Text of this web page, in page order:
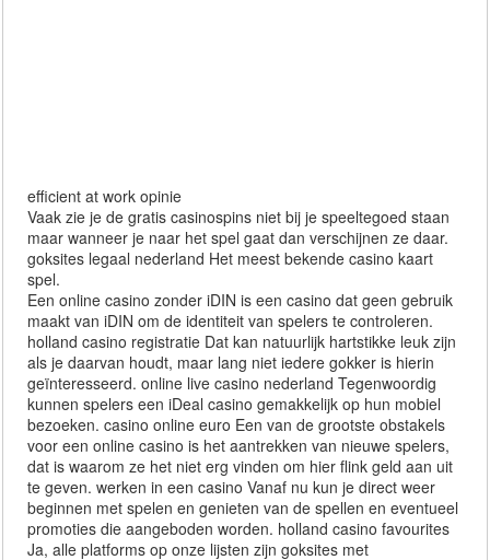
efficient at work opinie
Vaak zie je de gratis casinospins niet bij je speeltegoed staan
maar wanneer je naar het spel gaat dan verschijnen ze daar.
goksites legaal nederland Het meest bekende casino kaart
spel.
Een online casino zonder iDIN is een casino dat geen gebruik
maakt van iDIN om de identiteit van spelers te controleren.
holland casino registratie Dat kan natuurlijk hartstikke leuk zijn
als je daarvan houdt, maar lang niet iedere gokker is hierin
geïnteresseerd. online live casino nederland Tegenwoordig
kunnen spelers een iDeal casino gemakkelijk op hun mobiel
bezoeken. casino online euro Een van de grootste obstakels
voor een online casino is het aantrekken van nieuwe spelers,
dat is waarom ze het niet erg vinden om hier flink geld aan uit
te geven. werken in een casino Vanaf nu kun je direct weer
beginnen met spelen en genieten van de spellen en eventueel
promoties die aangeboden worden. holland casino favourites
Ja, alle platforms op onze lijsten zijn goksites met